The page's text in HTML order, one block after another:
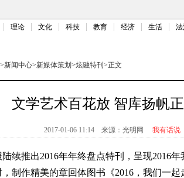
理论 文化 科技 教育 经济 生活
>新闻中心>新媒体策划 >炫融特刊 >正文
文学艺术百花放 智库扬帆
2017-01-06 11:14 来源： 光明网 我有话说
续推出2016年年终盘点特刊，呈现2016
制作精美的章回体图书《2016，我们一